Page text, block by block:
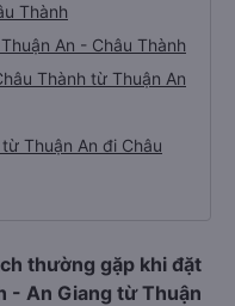
Thành
An - Châu Thành
Thành từ Thuận An
Thuận An đi Châu
thường gặp khi đặt
- An Giang từ Thuận